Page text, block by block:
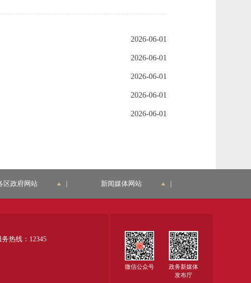
2026-06-01
2026-06-01
2026-06-01
2026-06-01
2026-06-01
区政府网站 新闻媒体网站
热线：12345
微信公众号
政务新媒体
发布厅